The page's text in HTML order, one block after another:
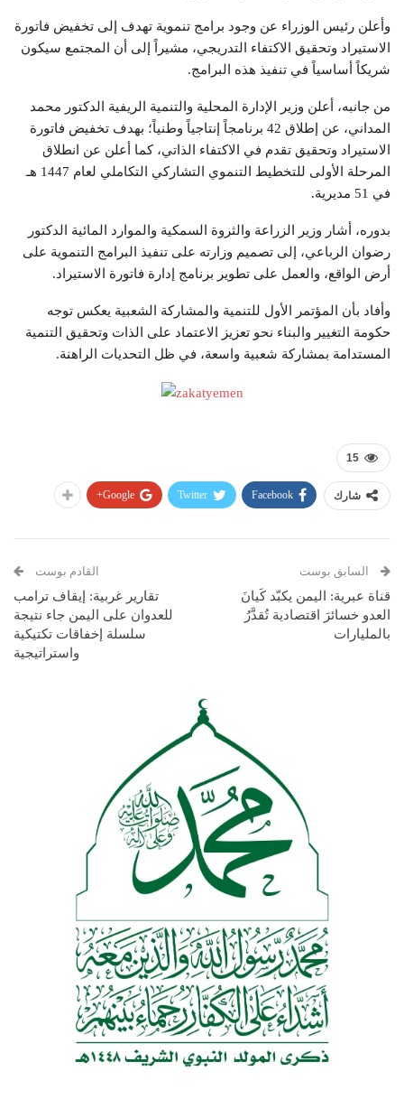
وأعلن رئيس الوزراء عن وجود برامج تنموية تهدف إلى تخفيض فاتورة
الاستيراد وتحقيق الاكتفاء التدريجي، مشيراً إلى أن المجتمع سيكون
شريكاً أساسياً في تنفيذ هذه البرامج.
من جانبه، أعلن وزير الإدارة المحلية والتنمية الريفية الدكتور محمد
المداني، عن إطلاق 42 برنامجاً إنتاجياً وطنياً؛ بهدف تخفيض فاتورة
الاستيراد وتحقيق تقدم في الاكتفاء الذاتي، كما أعلن عن انطلاق
المرحلة الأولى للتخطيط التنموي التشاركي التكاملي لعام 1447 هـ
في 51 مديرية.
بدوره، أشار وزير الزراعة والثروة السمكية والموارد المائية الدكتور
رضوان الرباعي، إلى تصميم وزارته على تنفيذ البرامج التنموية على
أرض الواقع، والعمل على تطوير برنامج إدارة فاتورة الاستيراد.
وأفاد بأن المؤتمر الأول للتنمية والمشاركة الشعبية يعكس توجه
حكومة التغيير والبناء نحو تعزيز الاعتماد على الذات وتحقيق التنمية
المستدامة بمشاركة شعبية واسعة، في ظل التحديات الراهنة.
15
شارك Facebook
Twitter
Google+
السابق بوست
قناة عبرية: اليمن يكبّد كَيانَ
العدو خسائرَ اقتصادية تُقدَّرُ
بالمليارات
القادم بوست
تقارير غربية: إيقاف ترامب
للعدوان على اليمن جاء نتيجة
سلسلة إخفاقات تكتيكية
واستراتيجية